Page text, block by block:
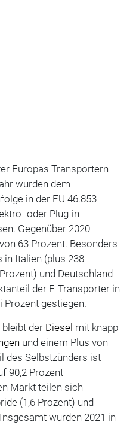
Europas Transportern
wurden dem
in der EU 46.853
oder Plug-in-
Gegenüber 2020
63 Prozent. Besonders
in Italien (plus 238
und Deutschland
der E-Transporter in
Prozent gestiegen.
der Diesel mit knapp
und einem Plus von
des Selbstzünders ist
90,2 Prozent
Markt teilen sich
(1,6 Prozent) und
wurden 2021 in